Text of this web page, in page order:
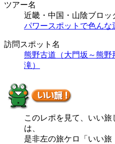
ツアー名
近畿・中国・山陰ブロッ
パワースポットで色んな
訪問スポット名
熊野古道（大門坂～熊
滝）
このレポを見て、いい
は、
是非左の旅ケロ「いい旅